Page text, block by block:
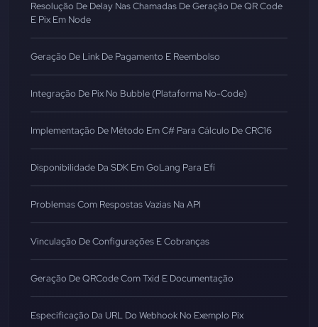
Resolução De Delay Nas Chamadas De Geração De QR Code
E Pix Em Node
Geração De Link De Pagamento E Reembolso
Integração De Pix No Bubble (Plataforma No-Code)
Implementação De Método Em C# Para Cálculo De CRC16
Disponibilidade Da SDK Em GoLang Para Efí
Problemas Com Respostas Vazias Na API
Vinculação De Configurações E Cobranças
Geração De QRCode Com Txid E Documentação
Especificação Da URL Do Webhook No Exemplo Pix